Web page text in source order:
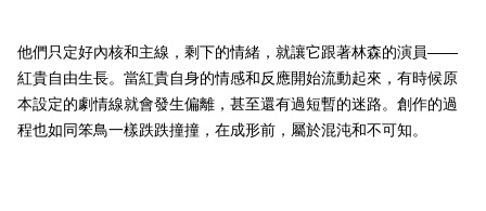
他們只定好內核和主線，剩下的情緒，就讓它跟著林森的演員——
紅貴自由生長。當紅貴自身的情感和反應開始流動起來，有時候原
本設定的劇情線就會發生偏離，甚至還有過短暫的迷路。創作的過
程也如同笨鳥一樣跌跌撞撞，在成形前，屬於混沌和不可知。